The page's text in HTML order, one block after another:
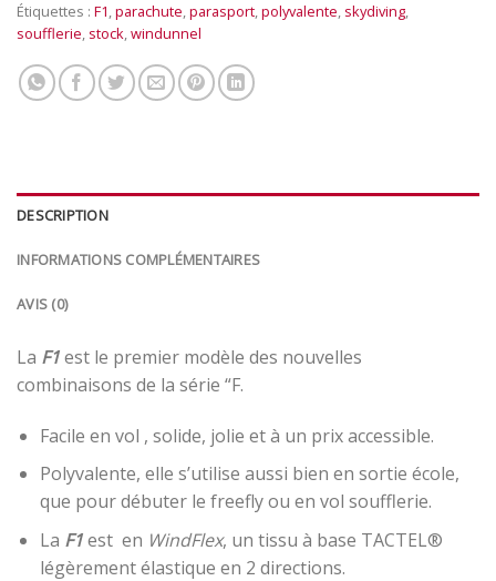
Étiquettes : F1,parachute,parasport,polyvalente, skydiving,
soufflerie, stock,windunnel
DESCRIPTION
INFORMATIONS COMPLÉMENTAIRES
AVIS (0)
La F1est le premier modèle des nouvelles
combinaisons de la série “F.
Facile en vol , solide, jolie et à un prix accessible.
Polyvalente, elle s’utilise aussi bien en sortie école,
que pour débuter le freefly ou en vol soufflerie.
La F1est en WindFlex, un tissu à base TACTEL®
légèrement élastique en 2 directions.